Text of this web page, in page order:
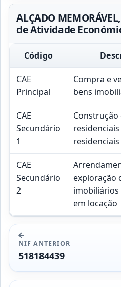
ALÇADO
de Atividade
Código
CAE
Principal
Compra e
bens
CAE
Secundário
1
residenciais
CAE
Secundário
2
exploração
em locação
NIF ANTERIOR
518184439